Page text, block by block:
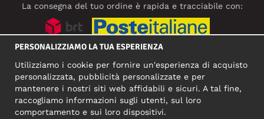
La consegna del tuo ordine è rapida e tracciabile con:
INDIRIZZO COMMERCIALE
PERSONALIZZIAMO LA TUA ESPERIENZA
Utilizziamo i cookie per fornire un'esperienza di acquisto
personalizzata, pubblicità personalizzate e per
mantenere i nostri siti web affidabili e sicuri. A tal fine,
raccogliamo informazioni sugli utenti, sul loro
comportamento e sui loro dispositivi.